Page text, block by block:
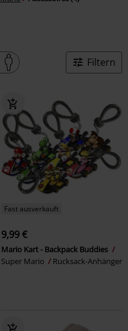
Filtern
Fast ausverkauft
9,99 €
Mario Kart - Backpack Buddies
Super Mario
Rucksack-Anhänger